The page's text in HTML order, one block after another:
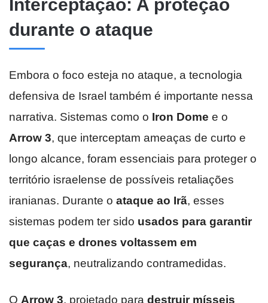
Interceptação: A proteção
durante o ataque
Embora o foco esteja no ataque, a tecnologia
defensiva de Israel também é importante nessa
narrativa. Sistemas como o Iron Dome e o
Arrow 3, que interceptam ameaças de curto e
longo alcance, foram essenciais para proteger o
território israelense de possíveis retaliações
iranianas. Durante o ataque ao Irã, esses
sistemas podem ter sido usados para garantir
que caças e drones voltassem em
segurança, neutralizando contramedidas.
O Arrow 3, projetado para destruir mísseis